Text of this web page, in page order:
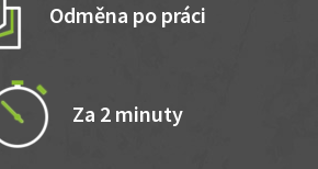
Odměna po práci
Za 2 minuty